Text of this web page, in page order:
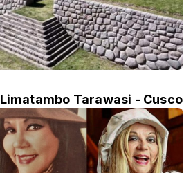
El Perú profundo Limatambo Tarawasi - Cusco